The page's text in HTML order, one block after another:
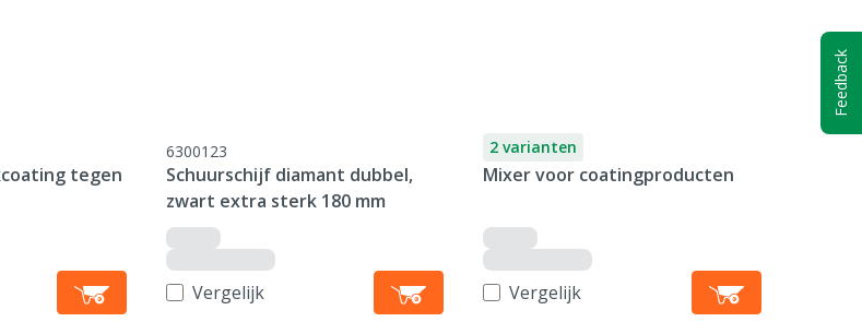
tegen
6300123
Schuurschijf diamant dubbel,
zwart extra sterk 180 mm
Vergelijk
2 varianten
Mixer voor coatingproducten
Vergelijk
Feedback